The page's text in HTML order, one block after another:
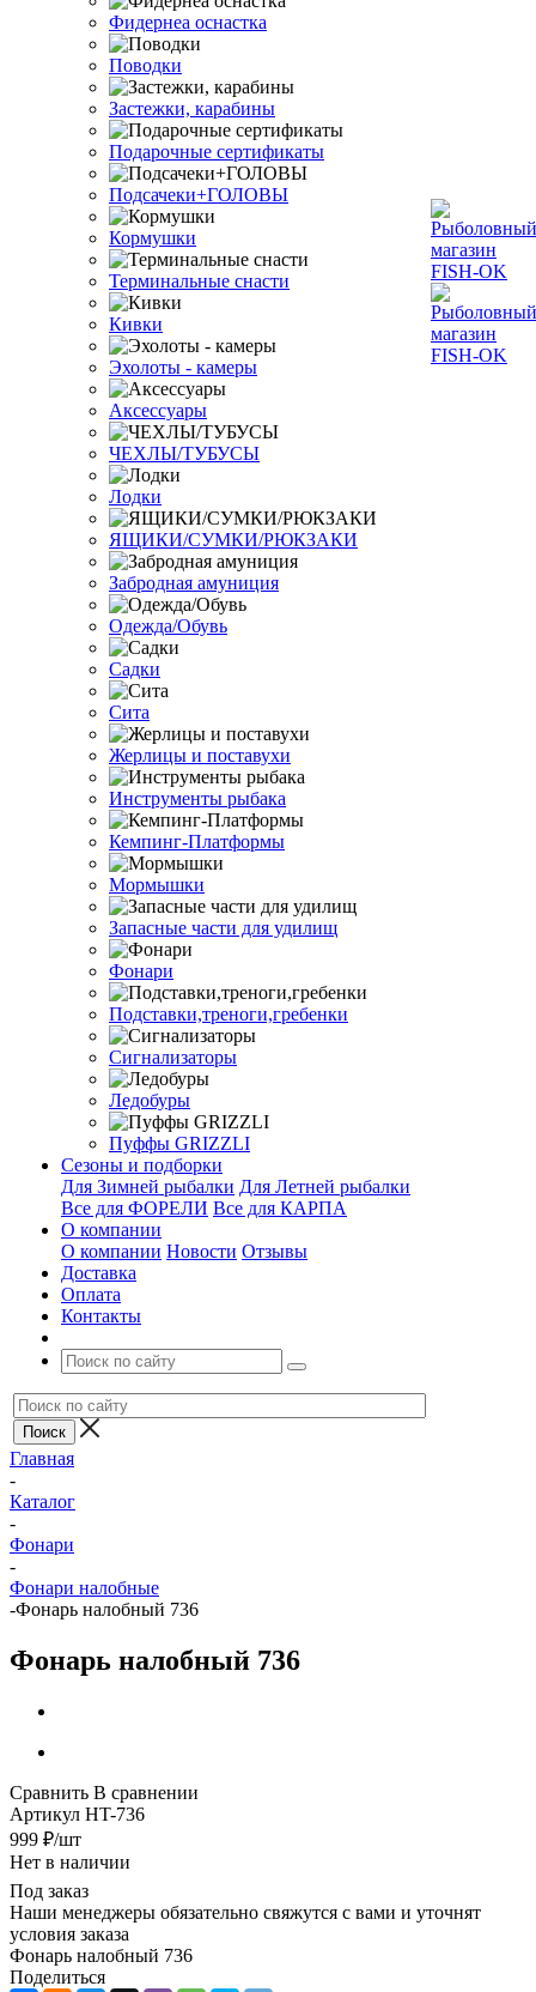
Фидернеа оснастка
Поводки
Застежки, карабины
Подарочные сертификаты
Подсачеки+ГОЛОВЫ
Кормушки
Терминальные снасти
Кивки
Эхолоты - камеры
Аксессуары
ЧЕХЛЫ/ТУБУСЫ
Лодки
ЯЩИКИ/СУМКИ/РЮКЗАКИ
Забродная амуниция
Одежда/Обувь
Садки
Сита
Жерлицы и поставухи
Инструменты рыбака
Кемпинг-Платформы
Мормышки
Запасные части для удилищ
Фонари
Подставки,треноги,гребенки
Сигнализаторы
Ледобуры
Пуффы GRIZZLI
Сезоны и подборки
Для Зимней рыбалки Для Летней рыбалки
Все для ФОРЕЛИ Все для КАРПА
О компании
О компании Новости Отзывы
Доставка
Оплата
Контакты
Главная
-
Каталог
-
Фонари
-
Фонари налобные
-Фонарь налобный 736
Фонарь налобный 736
Сравнить В сравнении
Артикул HT-736
999 ₽/шт
Нет в наличии
Под заказ
Наши менеджеры обязательно свяжутся с вами и уточнят
условия заказа
Фонарь налобный 736
Поделиться